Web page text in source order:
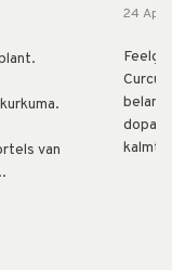
van
24 Apr